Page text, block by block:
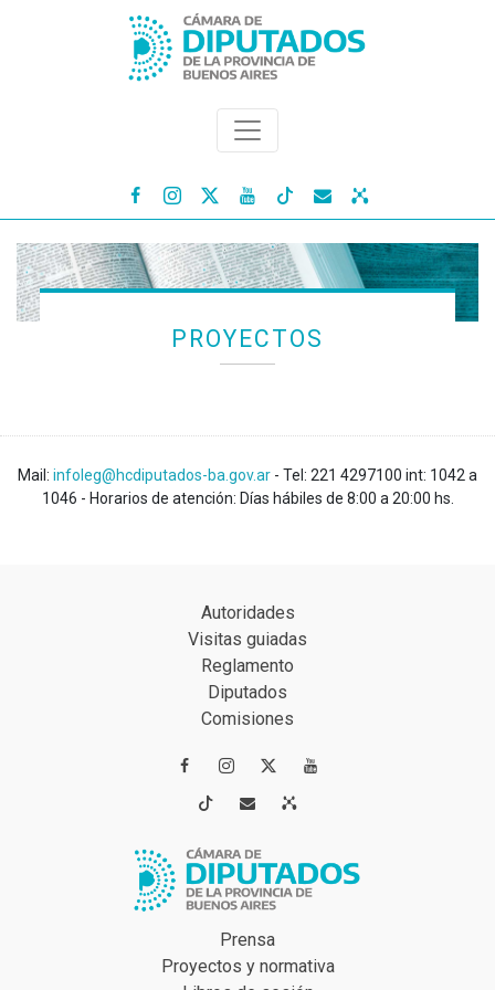
   
PROYECTOS
Mail: infoleg@hcdiputados-ba.gov.ar - Tel: 221 4297100 int: 1042 a
1046 - Horarios de atención: Días hábiles de 8:00 a 20:00 hs.
Autoridades
Visitas guiadas
Reglamento
Diputados
Comisiones
 
 
Prensa
Proyectos y normativa